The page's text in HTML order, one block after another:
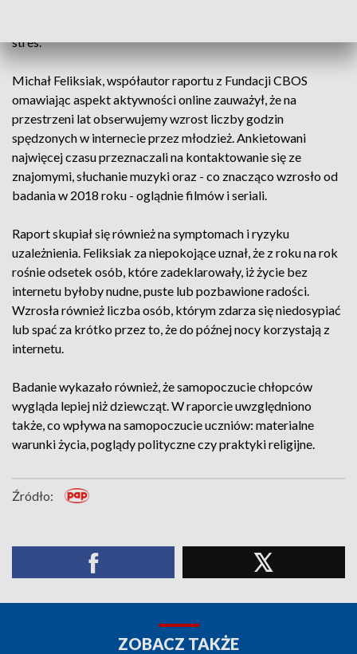
stres.
Michał Feliksiak, współautor raportu z Fundacji CBOS
omawiając aspekt aktywności online zauważył, że na
przestrzeni lat obserwujemy wzrost liczby godzin
spędzonych w internecie przez młodzież. Ankietowani
najwięcej czasu przeznaczali na kontaktowanie się ze
znajomymi, słuchanie muzyki oraz - co znacząco wzrosło od
badania w 2018 roku - oglądnie filmów i seriali.
Raport skupiał się również na symptomach i ryzyku
uzależnienia. Feliksiak za niepokojące uznał, że z roku na rok
rośnie odsetek osób, które zadeklarowały, iż życie bez
internetu byłoby nudne, puste lub pozbawione radości.
Wzrosła również liczba osób, którym zdarza się niedosypiać
lub spać za krótko przez to, że do późnej nocy korzystają z
internetu.
Badanie wykazało również, że samopoczucie chłopców
wygląda lepiej niż dziewcząt. W raporcie uwzględniono
także, co wpływa na samopoczucie uczniów: materialne
warunki życia, poglądy polityczne czy praktyki religijne.
Źródło:
ZOBACZ TAKŻE